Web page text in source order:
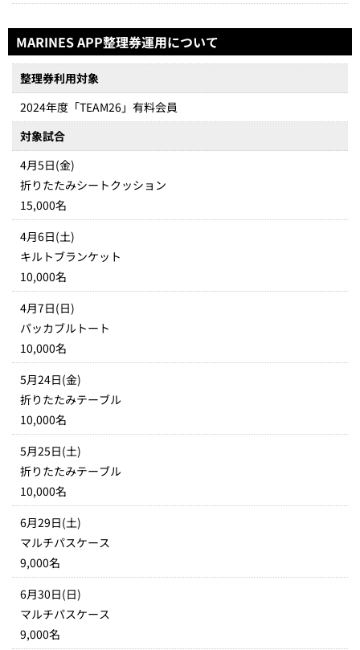
MARINES APP整理券運用について
整理券利用対象
2024年度「TEAM26」有料会員
対象試合
4月5日(金)
折りたたみシートクッション
15,000名
4月6日(土)
キルトブランケット
10,000名
4月7日(日)
パッカブルトート
10,000名
5月24日(金)
折りたたみテーブル
10,000名
5月25日(土)
折りたたみテーブル
10,000名
6月29日(土)
マルチパスケース
9,000名
6月30日(日)
マルチパスケース
9,000名